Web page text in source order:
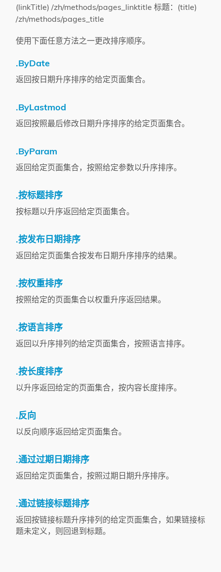
(linkTitle) /zh/methods/pages_linktitle 标题：(title)
/zh/methods/pages_title
使用下面任意方法之一更改排序顺序。
.ByDate
返回按日期升序排序的给定页面集合。
.ByLastmod
返回按照最后修改日期升序排序的给定页面集合。
.ByParam
返回给定页面集合，按照给定参数以升序排序。
.按标题排序
按标题以升序返回给定页面集合。
.按发布日期排序
返回给定页面集合按发布日期升序排序的结果。
.按权重排序
按照给定的页面集合以权重升序返回结果。
.按语言排序
返回以升序排列的给定页面集合，按照语言排序。
.按长度排序
以升序返回给定的页面集合，按内容长度排序。
.反向
以反向顺序返回给定页面集合。
.通过过期日期排序
返回给定页面集合，按照过期日期升序排序。
.通过链接标题排序
返回按链接标题升序排列的给定页面集合，如果链接标
题未定义，则回退到标题。